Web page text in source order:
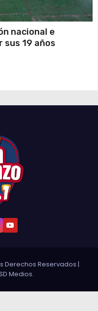
nacional e
19 años
Derechos Reservados |
Medios.